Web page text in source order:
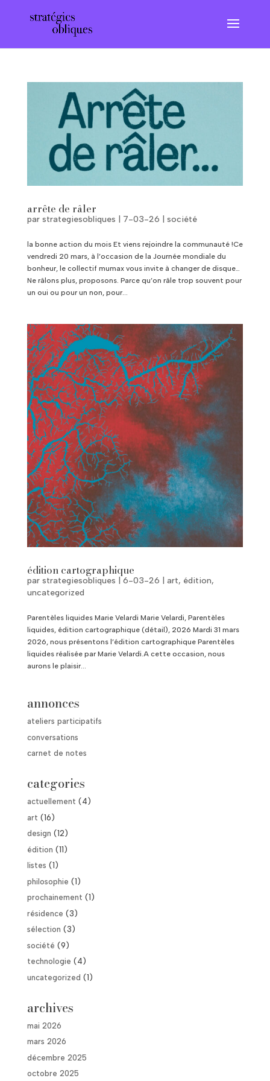
arrête de râler
par strategiesobliques 7-03-26 société
la bonne action du mois Et viens rejoindre la communauté !Ce
vendredi 20 mars, à l’occasion de la Journée mondiale du
bonheur, le collectif mumax vous invite à changer de disque…
Ne râlons plus, proposons. Parce qu’on râle trop souvent pour
un oui ou pour un non, pour...
édition cartographique
par strategiesobliques 6-03-26 art, édition,
uncategorized
Parentèles liquides Marie Velardi Marie Velardi, Parentèles
liquides, édition cartographique (détail), 2026 Mardi 31 mars
2026, nous présentons l’édition cartographique Parentèles
liquides réalisée par Marie Velardi.A cette occasion, nous
aurons le plaisir...
annonces
ateliers participatifs
conversations
carnet de notes
categories
actuellement (4)
art (16)
design (12)
édition (11)
listes (1)
philosophie (1)
prochainement (1)
résidence (3)
sélection (3)
société (9)
technologie (4)
uncategorized (1)
archives
mai 2026
mars 2026
décembre 2025
octobre 2025